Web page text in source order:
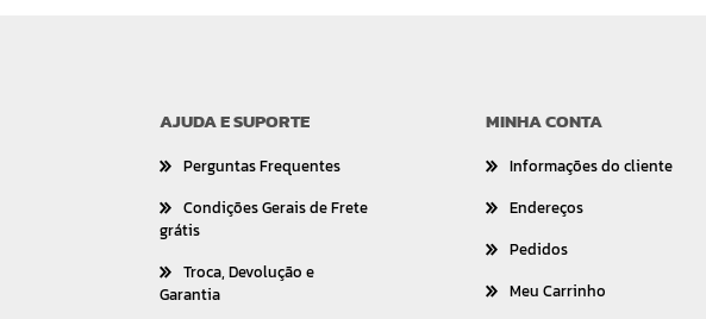
AJUDA E SUPORTE
Perguntas Frequentes
Condições Gerais de Frete
grátis
Troca, Devolução e
Garantia
MINHA CONTA
Informações do cliente
Endereços
Pedidos
Meu Carrinho